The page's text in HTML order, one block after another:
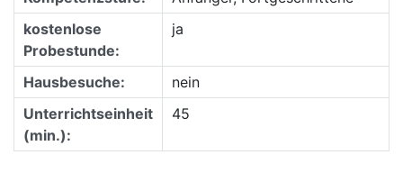
kostenlose
Probestunde:
ja
Hausbesuche:
nein
Unterrichtseinheit
(min.):
45